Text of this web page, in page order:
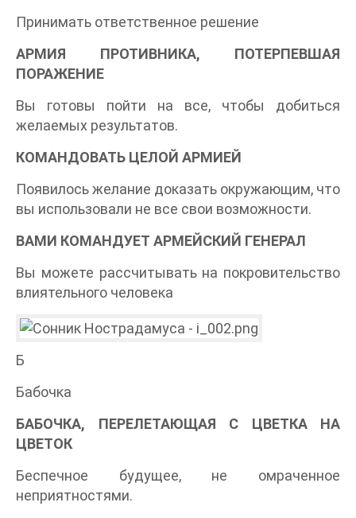
Принимать ответственное решение
АРМИЯ ПРОТИВНИКА, ПОТЕРПЕВШАЯ
ПОРАЖЕНИЕ
Вы готовы пойти на все, чтобы добиться
желаемых результатов.
КОМАНДОВАТЬ ЦЕЛОЙ АРМИЕЙ
Появилось желание доказать окружающим, что
вы использовали не все свои возможности.
ВАМИ КОМАНДУЕТ АРМЕЙСКИЙ ГЕНЕРАЛ
Вы можете рассчитывать на покровительство
влиятельного человека
Б
Бабочка
БАБОЧКА, ПЕРЕЛЕТАЮЩАЯ С ЦВЕТКА НА
ЦВЕТОК
Беспечное будущее, не омраченное
неприятностями.